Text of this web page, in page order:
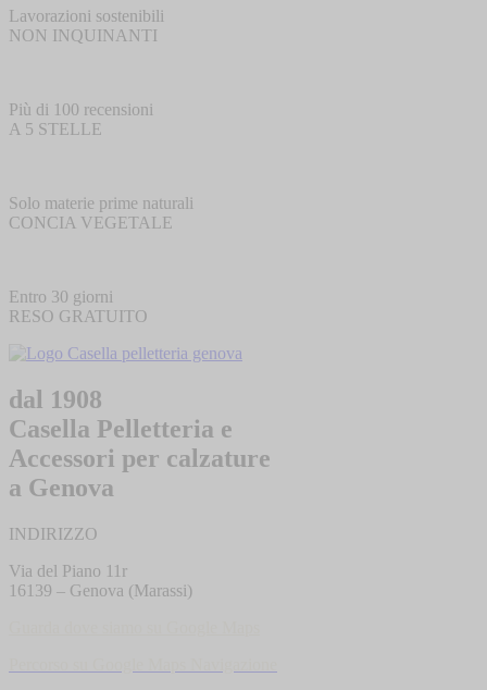
Lavorazioni sostenibili
NON INQUINANTI
Più di 100 recensioni
A 5 STELLE
Solo materie prime naturali
CONCIA VEGETALE
Entro 30 giorni
RESO GRATUITO
dal 1908
Casella Pelletteria e
Accessori per calzature
a Genova
INDIRIZZO
Via del Piano 11r
16139 – Genova (Marassi)